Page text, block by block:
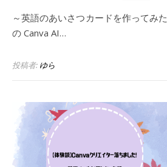
～英語のあいさつカードを作ってみた
の Canva AI…
投稿者: ゆら